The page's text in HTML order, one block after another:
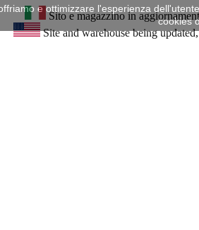
Sito e magazzino in
Site and warehouse being
e ottimizzare l'esperienza
cookies